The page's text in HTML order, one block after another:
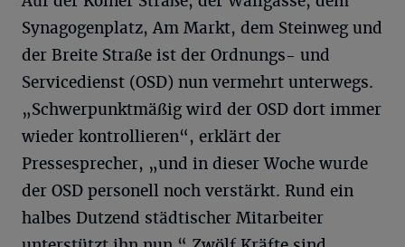
Synagogenplatz, Am Markt, dem Steinweg und
der Breite Straße ist der Ordnungs- und
Servicedienst (OSD) nun vermehrt unterwegs.
„Schwerpunktmäßig wird der OSD dort immer
wieder kontrollieren“, erklärt der
Pressesprecher, „und in dieser Woche wurde
der OSD personell noch verstärkt. Rund ein
halbes Dutzend städtischer Mitarbeiter